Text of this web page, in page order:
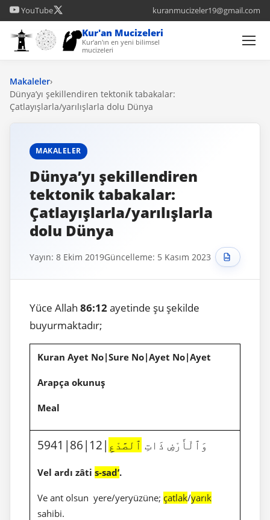
YouTube kuranmucizeler19@gmail.com
Kur'an Mucizeleri
Kur'an'ın en yeni bilimsel
mucizeleri
Makaleler›
Dünya’yı şekillendiren tektonik tabakalar:
Çatlayışlarla/yarılışlarla dolu Dünya
MAKALELER
Dünya’yı şekillendiren
tektonik tabakalar:
Çatlayışlarla/yarılışlarla
dolu Dünya
Yayın: 8 Ekim 2019Güncelleme: 5 Kasım 2023
Yüce Allah 86:12ayetinde şu şekilde
buyurmaktadır;
Kuran Ayet No|Sure No|Ayet No|Ayet
Arapça okunuş
Meal
5941|86|12|وَٱلْأَرْضِ ذَاتِ ٱلصَّدْعِ
Vel ardı zâti s-sad’.
Ve ant olsun yere/yeryüzüne; çatlak/yarık
sahibi.